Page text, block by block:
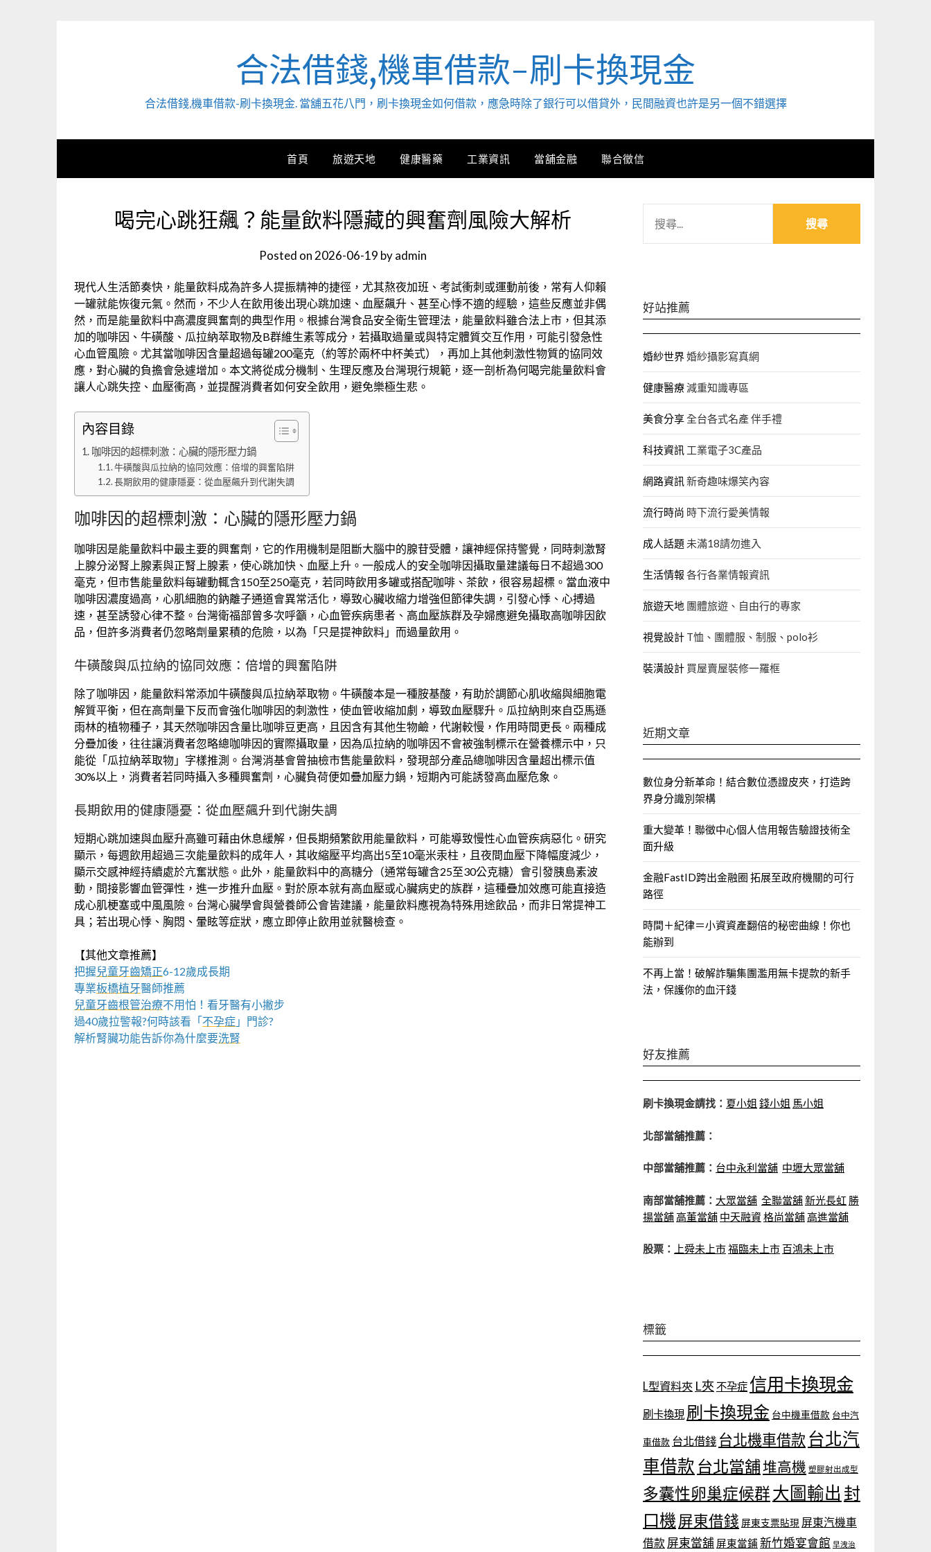
合法借錢,機車借款-刷卡換現金
合法借錢,機車借款-刷卡換現金. 當舖五花八門，刷卡換現金如何借款，應急時除了銀行可以借貸外，民間融資也許是另一個不錯選擇
首頁 旅遊天地 健康醫藥 工業資訊 當舖金融 聯合徵信
喝完心跳狂飆？能量飲料隱藏的興奮劑風險大解析
Posted on 2026-06-19 byadmin
現代人生活節奏快，能量飲料成為許多人提振精神的捷徑，尤其熬夜加班、考試衝刺或運動前後，常有人仰賴
一罐就能恢復元氣。然而，不少人在飲用後出現心跳加速、血壓飆升、甚至心悸不適的經驗，這些反應並非偶
然，而是能量飲料中高濃度興奮劑的典型作用。根據台灣食品安全衛生管理法，能量飲料雖合法上市，但其添
加的咖啡因、牛磺酸、瓜拉納萃取物及B群維生素等成分，若攝取過量或與特定體質交互作用，可能引發急性
心血管風險。尤其當咖啡因含量超過每罐200毫克（約等於兩杯中杯美式），再加上其他刺激性物質的協同效
應，對心臟的負擔會急遽增加。本文將從成分機制、生理反應及台灣現行規範，逐一剖析為何喝完能量飲料會
讓人心跳失控、血壓衝高，並提醒消費者如何安全飲用，避免樂極生悲。
內容目錄
咖啡因的超標刺激：心臟的隱形壓力鍋
牛磺酸與瓜拉納的協同效應：倍增的興奮陷阱
長期飲用的健康隱憂：從血壓飆升到代謝失調
咖啡因的超標刺激：心臟的隱形壓力鍋
咖啡因是能量飲料中最主要的興奮劑，它的作用機制是阻斷大腦中的腺苷受體，讓神經保持警覺，同時刺激腎
上腺分泌腎上腺素與正腎上腺素，使心跳加快、血壓上升。一般成人的安全咖啡因攝取量建議每日不超過300
毫克，但市售能量飲料每罐動輒含150至250毫克，若同時飲用多罐或搭配咖啡、茶飲，很容易超標。當血液中
咖啡因濃度過高，心肌細胞的鈉離子通道會異常活化，導致心臟收縮力增強但節律失調，引發心悸、心搏過
速，甚至誘發心律不整。台灣衛福部曾多次呼籲，心血管疾病患者、高血壓族群及孕婦應避免攝取高咖啡因飲
品，但許多消費者仍忽略劑量累積的危險，以為「只是提神飲料」而過量飲用。
牛磺酸與瓜拉納的協同效應：倍增的興奮陷阱
除了咖啡因，能量飲料常添加牛磺酸與瓜拉納萃取物。牛磺酸本是一種胺基酸，有助於調節心肌收縮與細胞電
解質平衡，但在高劑量下反而會強化咖啡因的刺激性，使血管收縮加劇，導致血壓驟升。瓜拉納則來自亞馬遜
雨林的植物種子，其天然咖啡因含量比咖啡豆更高，且因含有其他生物鹼，代謝較慢，作用時間更長。兩種成
分疊加後，往往讓消費者忽略總咖啡因的實際攝取量，因為瓜拉納的咖啡因不會被強制標示在營養標示中，只
能從「瓜拉納萃取物」字樣推測。台灣消基會曾抽檢市售能量飲料，發現部分產品總咖啡因含量超出標示值
30%以上，消費者若同時攝入多種興奮劑，心臟負荷便如疊加壓力鍋，短期內可能誘發高血壓危象。
長期飲用的健康隱憂：從血壓飆升到代謝失調
短期心跳加速與血壓升高雖可藉由休息緩解，但長期頻繁飲用能量飲料，可能導致慢性心血管疾病惡化。研究
顯示，每週飲用超過三次能量飲料的成年人，其收縮壓平均高出5至10毫米汞柱，且夜間血壓下降幅度減少，
顯示交感神經持續處於亢奮狀態。此外，能量飲料中的高糖分（通常每罐含25至30公克糖）會引發胰島素波
動，間接影響血管彈性，進一步推升血壓。對於原本就有高血壓或心臟病史的族群，這種疊加效應可能直接造
成心肌梗塞或中風風險。台灣心臟學會與營養師公會皆建議，能量飲料應視為特殊用途飲品，而非日常提神工
具；若出現心悸、胸悶、暈眩等症狀，應立即停止飲用並就醫檢查。
【其他文章推薦】
把握兒童牙齒矯正6-12歲成長期
專業板橋植牙醫師推薦
兒童牙齒根管治療不用怕！看牙醫有小撇步
過40歲拉警報?何時該看「不孕症 」門診?
解析腎臟功能告訴你為什麼要洗腎
關
好站推薦
婚紗世界婚紗攝影寫真網
健康醫療減重知識專區
美食分享全台各式名產 伴手禮
科技資訊 工業電子3C產品
網路資訊 新奇趣味爆笑內容
流行時尚 時下流行愛美情報
成人話題 未滿18請勿進入
生活情報 各行各業情報資訊
旅遊天地 團體旅遊、自由行的專家‎
視覺設計 T恤、團體服、制服、polo衫
裝潢設計 買屋賣屋裝修一羅框
近期文章
數位身分新革命！結合數位憑證皮夾，打造跨
界身分識別架構
重大變革！聯徵中心個人信用報告驗證技術全
面升級
金融FastID跨出金融圈 拓展至政府機關的可行
路徑
時間＋紀律＝小資資產翻倍的秘密曲線！你也
能辦到
不再上當！破解詐騙集團濫用無卡提款的新手
法，保護你的血汗錢
好友推薦
刷卡換現金請找： 夏小姐 錢小姐 馬小姐
北部當舖推薦：
中部當舖推薦： 台中永利當舖 中壢大眾當舖
南部當舖推薦： 大眾當舖 全聯當舖新光長虹 勝
揚當舖高董當舖 中天融資格尚當舖高進當舖
股票： 上舜未上市福臨未上市 百鴻未上市
標籤
L型資料夾 L夾 不孕症 信用卡換現金
刷卡換現 刷卡換現金 台中機車借款 台中汽
車借款 台北借錢 台北機車借款 台北汽
車借款 台北當舖堆高機 塑膠射出成型
多囊性卵巢症候群大圖輸出 封
口機 屏東借錢 屏東支票貼現 屏東汽機車
借款 屏東當舖 屏東當鋪 新竹婚宴會館 早洩治